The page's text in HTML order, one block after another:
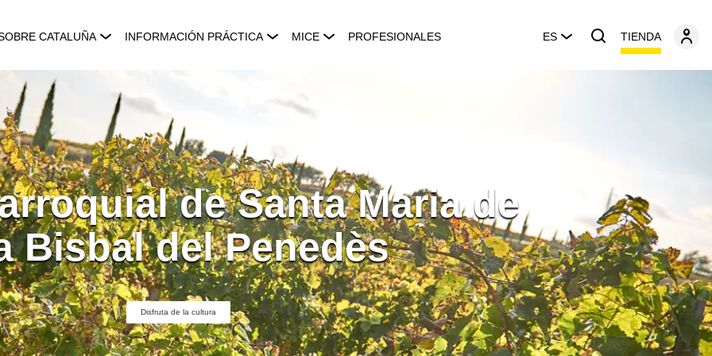
CATALUÑA INFORMACIÓN PRÁCTICA MICE PROFESIONALES ES TIENDA
de Santa Maria de
Bisbal del Penedès
Disfruta de la cultura